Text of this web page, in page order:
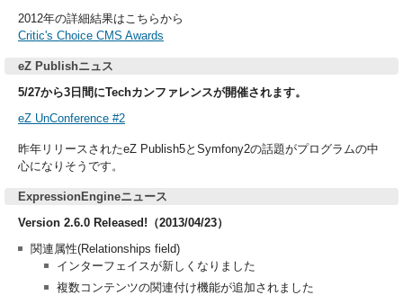
2012年の詳細結果はこちらから
Critic's Choice CMS Awards
eZ Publishニュス
5/27から3日間にTechカンファレンスが開催されます。
eZ UnConference #2
昨年リリースされたeZ Publish5とSymfony2の話題がプログラムの中
心になりそうです。
ExpressionEngineニュース
Version 2.6.0 Released!（2013/04/23）
関連属性(Relationships field)
インターフェイスが新しくなりました
複数コンテンツの関連付け機能が追加されました